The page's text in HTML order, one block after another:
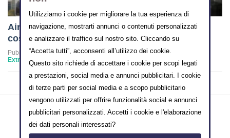
Airbnb vuole diventare l’Amazon dei viaggi:
cosa cambia per i property manager
Pubblicato in
Extra-alberghiero
Utilizziamo i cookie per migliorare la tua esperienza di
navigazione, mostrarti annunci o contenuti personalizzati
e analizzare il traffico sul nostro sito. Cliccando su
“Accetta tutti”, acconsenti all’utilizzo dei cookie.
Questo sito richiede di accettare i cookie per scopi legati
a prestazioni, social media e annunci pubblicitari. I cookie
di terze parti per social media e a scopo pubblicitario
vengono utilizzati per offrire funzionalità social e annunci
pubblicitari personalizzati. Accetti i cookie e l'elaborazione
dei dati personali interessati?